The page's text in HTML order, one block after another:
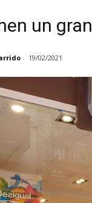
un
19/02/2021